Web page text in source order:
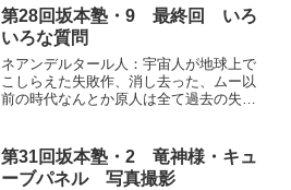
とホヤの色は同じ仙台にホヤが多い、伊
達氏、伊達家の御曹司が半...
第28回坂本塾・9 最終回 いろ
いろな質問
ネアンデルタール人：宇宙人が地球上で
こしらえた失敗作、消し去った、ムー以
前の時代なんとか原人は全て過去の失敗
文明縄文模様：バーコード文字、ケータ
イでQRコードを読み取る...
第31回坂本塾・2 竜神様・キュ
ーブパネル 写真撮影